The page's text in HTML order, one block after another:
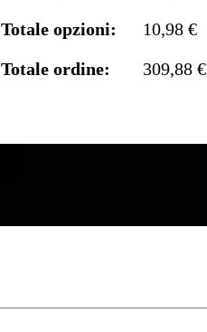
Totale opzioni:
10,98 €
Totale ordine:
309,88 €